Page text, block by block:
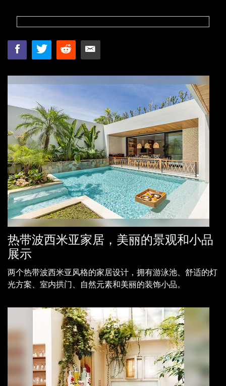
热带波西米亚家居，美丽的景观和小品
展示
两个热带波西米亚风格的家居设计，拥有游泳池、舒适的灯
光方案、室内拱门、自然元素和美丽的装饰小品。